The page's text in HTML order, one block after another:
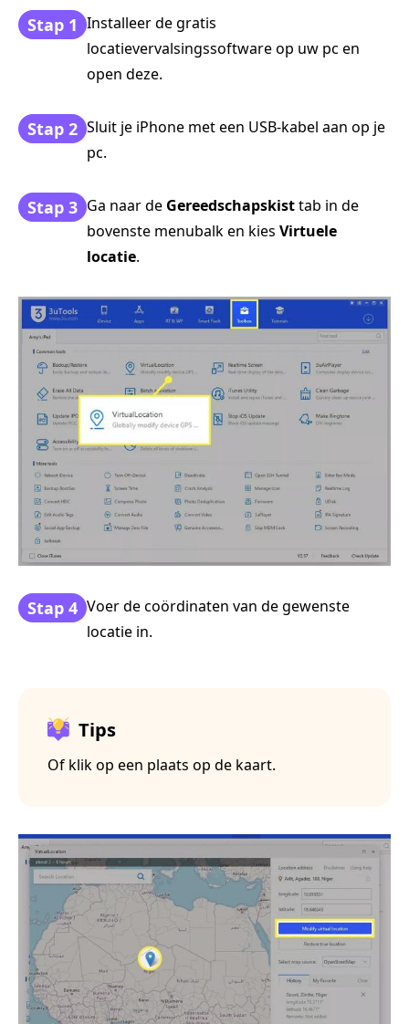
Stap 1 Installeer de gratis
locatievervalsingssoftware op uw pc en
open deze.
Stap 2 Sluit je iPhone met een USB-kabel aan op je
pc.
Stap 3 Ga naar de Gereedschapskisttab in de
bovenste menubalk en kies Virtuele
locatie.
Stap 4 Voer de coördinaten van de gewenste
locatie in.
Tips
Of klik op een plaats op de kaart.